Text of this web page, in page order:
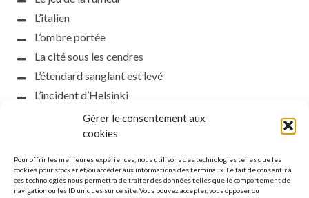
Gérer le consentement aux
cookies
Pour offrir les meilleures expériences, nous utilisons des technologies telles que les
cookies pour stocker et/ou accéder aux informations des terminaux. Le fait de consentir à
ces technologies nous permettra de traiter des données telles que le comportement de
navigation ou les ID uniques sur ce site. Vous pouvez accepter, vous opposer ou
L’italien
L’ombre portée
La cité sous les cendres
L’étendard sanglant est levé
L’incident d’Helsinki
la petite fasciste
Toutes les nuances de la nuit
Que s’obscurcissent le soleil et la lumière
Le silence